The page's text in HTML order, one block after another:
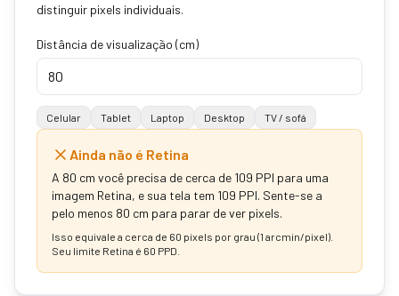
distinguir pixels individuais.
Distância de visualização (cm)
Celular Tablet Laptop Desktop TV / sofá
Ainda não é Retina
A 80 cm você precisa de cerca de 109 PPI para uma
imagem Retina, e sua tela tem 109 PPI. Sente-se a
pelo menos 80 cm para parar de ver pixels.
Isso equivale a cerca de 60 pixels por grau (1 arcmin/pixel).
Seu limite Retina é 60 PPD.